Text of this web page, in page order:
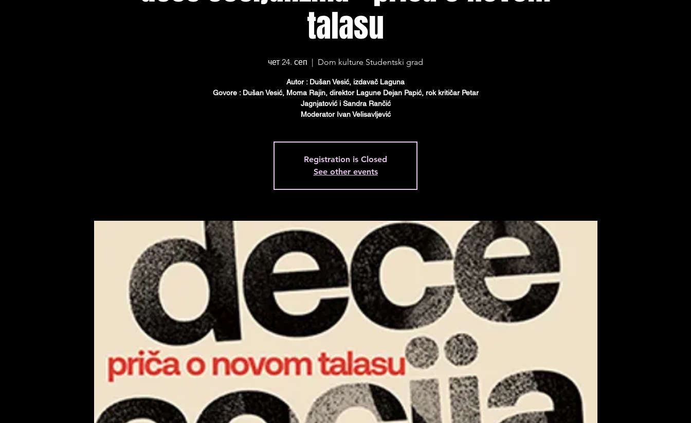
talasu
чет 24. сеп
  |
Dom kulture Studentski grad
Autor : Dušan Vesić, izdavač Laguna
Govore : Dušan Vesić, Moma Rajin, direktor Lagune Dejan Papić, rok kritičar Petar
Jagnjatović i Sandra Rančić
Moderator Ivan Velisavljević
Registration is Closed
See other events